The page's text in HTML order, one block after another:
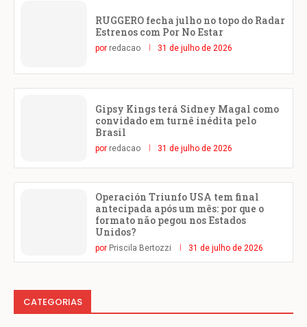
RUGGERO fecha julho no topo do Radar
Estrenos com Por No Estar
por redacao 31 de julho de 2026
Gipsy Kings terá Sidney Magal como
convidado em turnê inédita pelo
Brasil
por redacao 31 de julho de 2026
Operación Triunfo USA tem final
antecipada após um mês: por que o
formato não pegou nos Estados
Unidos?
por Priscila Bertozzi 31 de julho de 2026
CATEGORIAS